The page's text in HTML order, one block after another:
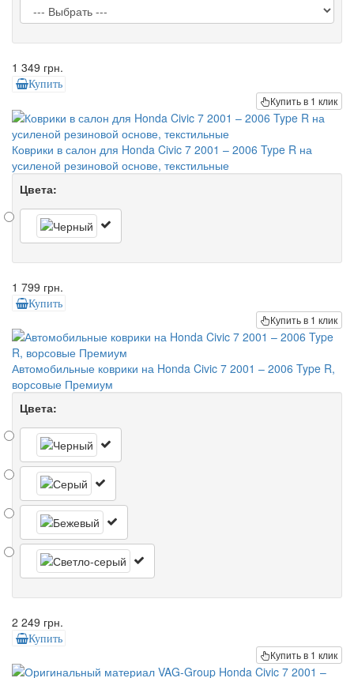
1 349 грн.
Купить
Купить в 1 клик
Коврики в салон для Honda Civic 7 2001 – 2006 Type R на
усиленой резиновой основе, текстильные
Цвета:
1 799 грн.
Купить
Купить в 1 клик
Автомобильные коврики на Honda Civic 7 2001 – 2006 Type R,
ворсовые Премиум
Цвета:
2 249 грн.
Купить
Купить в 1 клик